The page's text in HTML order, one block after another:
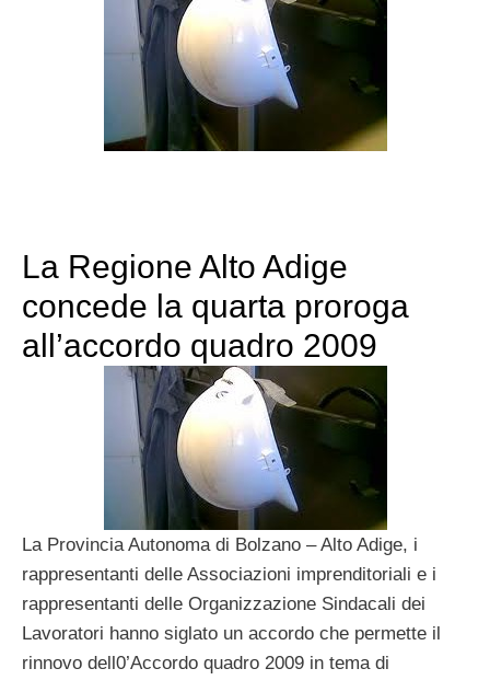
La Regione Alto Adige
concede la quarta proroga
all’accordo quadro 2009
La Provincia Autonoma di Bolzano – Alto Adige, i
rappresentanti delle Associazioni imprenditoriali e i
rappresentanti delle Organizzazione Sindacali dei
Lavoratori hanno siglato un accordo che permette il
rinnovo dell0’Accordo quadro 2009 in tema di